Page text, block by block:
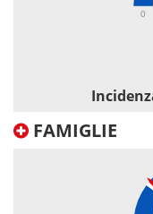
0
FAMIGLIE